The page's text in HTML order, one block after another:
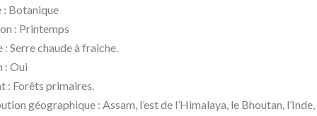
: Botanique
: Printemps
: Serre chaude à fraiche.
: Oui
: Forêts primaires.
géographique : Assam, l’est de l’Himalaya, le Bhoutan,